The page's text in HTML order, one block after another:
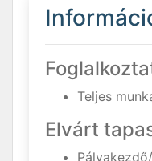
Teljes
Elvárt